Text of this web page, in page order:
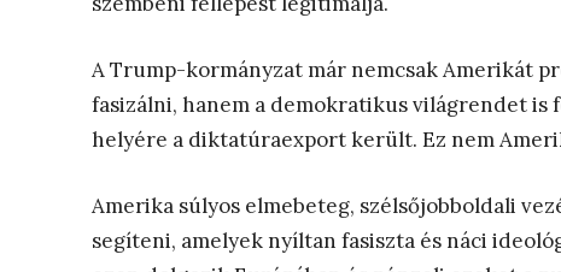
A Trump-kormányzat már nemcsak Amerikát
fasizálni, hanem a demokratikus világrendet
helyére a diktatúraexport került. Ez nem
Amerika súlyos elmebeteg, szélsőjobboldali
segíteni, amelyek nyíltan fasiszta és náci